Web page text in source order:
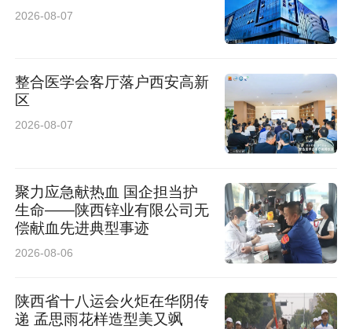
2026-08-07
整合医学会客厅落户西安高新
区
2026-08-07
聚力应急献热血 国企担当护
生命——陕西锌业有限公司无
偿献血先进典型事迹
2026-08-06
陕西省十八运会火炬在华阴传
递 孟思雨花样造型美又飒